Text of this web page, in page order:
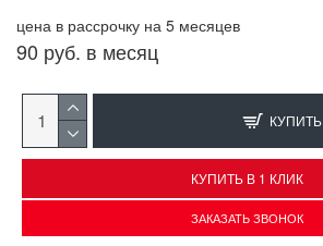
цена в рассрочку на 5 месяцев
90 руб. в месяц
КУПИТЬ
КУПИТЬ В 1 КЛИК
ЗАКАЗАТЬ ЗВОНОК